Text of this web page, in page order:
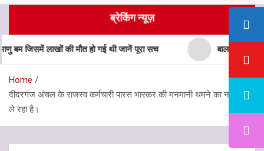
ब्रेकिंग न्यूज़
जिसमें लाखों की मौत हो गई थी जानें पूरा सच बाल विवाह मुक्त
Home
दीदरगंज अंचल के राजस्व कर्मचारी पारस भास्कर की मनमानी थमने का नाम ही है
ले रहा है।